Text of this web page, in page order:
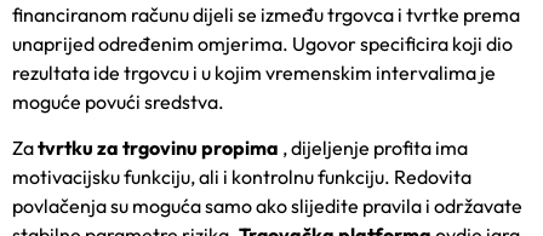
financiranom računu dijeli se između trgovca i tvrtke prema
unaprijed određenim omjerima. Ugovor specificira koji dio
rezultata ide trgovcu i u kojim vremenskim intervalima je
moguće povući sredstva.
Zatvrtku za trgovinu propima , dijeljenje profita ima
motivacijsku funkciju, ali i kontrolnu funkciju. Redovita
povlačenja su moguća samo ako slijedite pravila i održavate